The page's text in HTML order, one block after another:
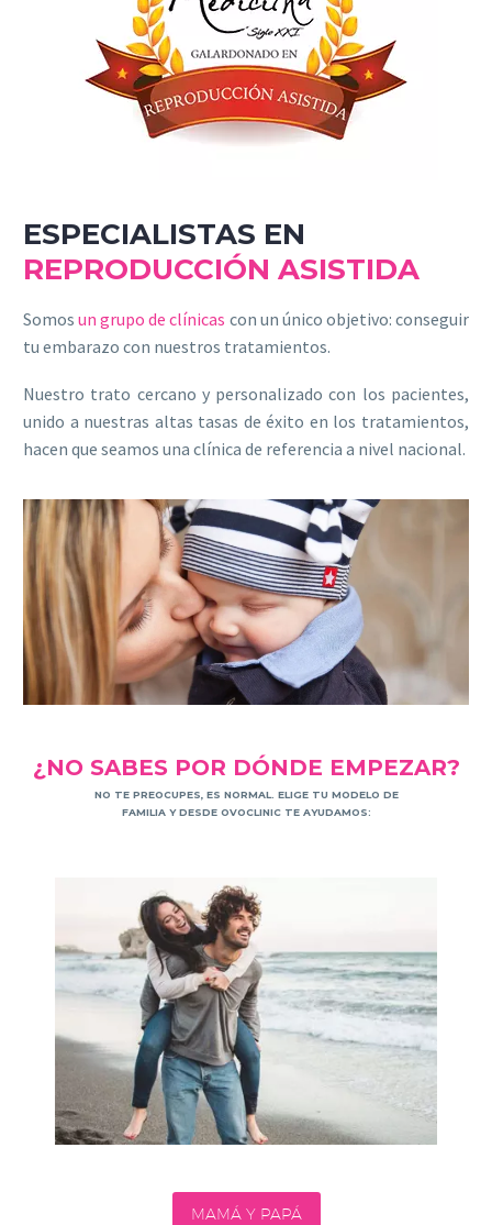
ESPECIALISTAS EN
REPRODUCCIÓN ASISTIDA
Somosun grupo de clínicas con un único objetivo: conseguir
tu embarazo con nuestros tratamientos.
Nuestro trato cercano y personalizado con los pacientes,
unido a nuestras altas tasas de éxito en los tratamientos,
hacen que seamos una clínica de referencia a nivel nacional.
¿NO SABES POR DÓNDE EMPEZAR?
NO TE PREOCUPES, ES NORMAL. ELIGE TU MODELO DE
FAMILIA Y DESDE OVOCLINIC TE AYUDAMOS:
MAMÁ Y PAPÁ